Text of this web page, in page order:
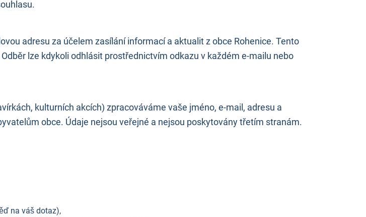
adresu za účelem zasílání informací a aktualit z obce Rohenice. Tento
lze kdykoli odhlásit prostřednictvím odkazu v každém e-mailu nebo
kulturních akcích) zpracováváme vaše jméno, e-mail, adresu a
obce. Údaje nejsou veřejné a nejsou poskytovány třetím stranám.
na váš dotaz),